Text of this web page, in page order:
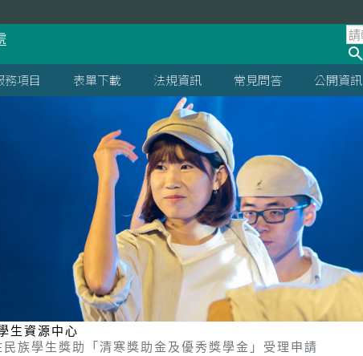
務項目 表單下載 法規資訊 常見問答 公開資訊
生資源中心
族學生獎助「清寒獎助金及優秀獎學金」受理申請